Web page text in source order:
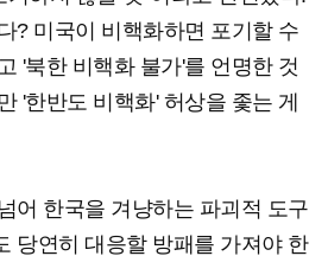
? 미국이 비핵화하면 포기할 수
'북한 비핵화 불가'를 언명한 것
'한반도 비핵화' 허상을 좇는 게
어 한국을 겨냥하는 파괴적 도구
당연히 대응할 방패를 가져야 한